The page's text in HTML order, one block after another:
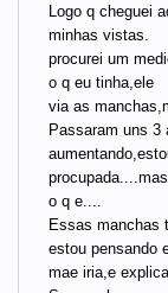
Logo q cheguei
minhas vistas.
procurei um
o q eu tinha,ele
via as
Passaram uns 3
o q e....
Essas manchas
estou pensando
mae iria,e